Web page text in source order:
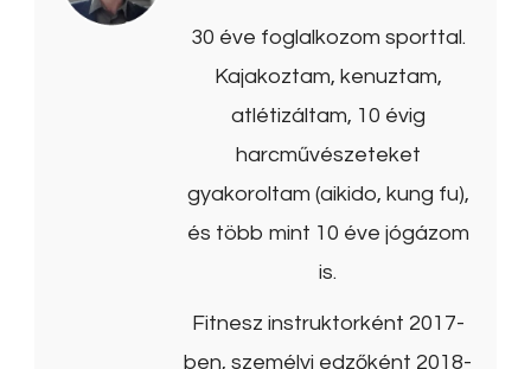
30 éve foglalkozom sporttal.
Kajakoztam, kenuztam,
atlétizáltam, 10 évig
harcművészeteket
gyakoroltam (aikido, kung fu),
és több mint 10 éve jógázom
is.
Fitnesz instruktorként 2017-
ben, személyi edzőként 2018-